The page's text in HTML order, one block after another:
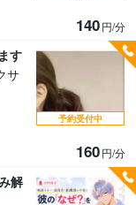
140円/分
す
サ
160円/分
予約受付中
解